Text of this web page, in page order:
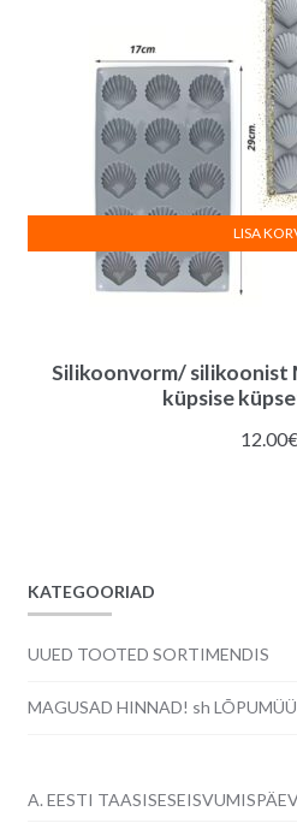
Silikoonvorm/ silikoonist
küpsise
12.00
LISA
KATEGOORIAD
UUED TOOTED SORTIMENDIS
MAGUSAD HINNAD! sh
A. EESTI